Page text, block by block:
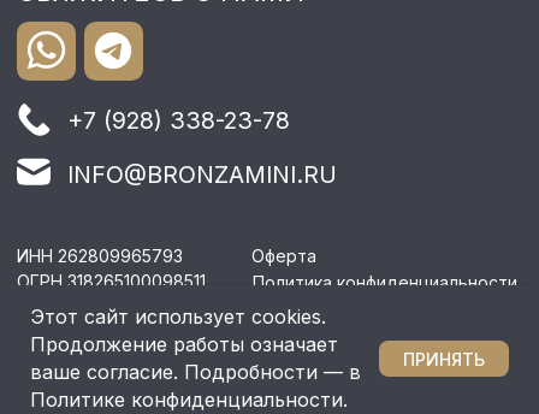
Этот сайт использует cookies.
Продолжение работы означает
ваше согласие. Подробности — в
Политике конфиденциальности.
ПРИНЯТЬ